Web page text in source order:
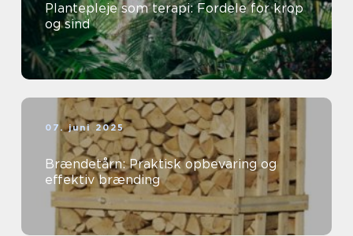
Plantepleje som terapi: Fordele for krop
og sind
07. juni 2025
Brændetårn: Praktisk opbevaring og
effektiv brænding